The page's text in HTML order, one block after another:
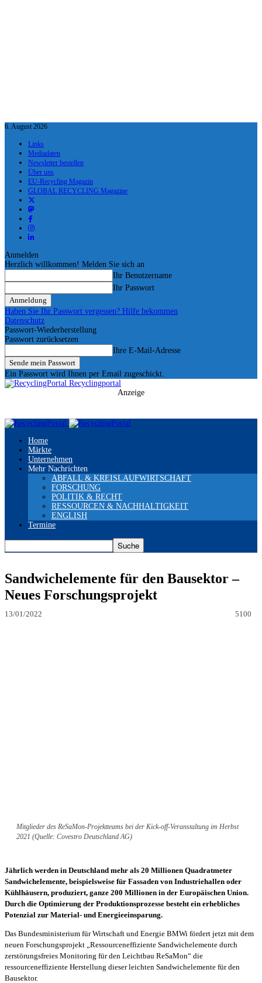
6. August 2026
Links
Mediadaten
Newsletter bestellen
Über uns
EU-Recycling Magazin
GLOBAL RECYCLING Magazine
Anmelden
Herzlich willkommen! Melden Sie sich an
Ihr Benutzername
Ihr Passwort
Haben Sie Ihr Passwort vergessen? Hilfe bekommen
Datenschutz
Passwort-Wiederherstellung
Passwort zurücksetzen
Ihre E-Mail-Adresse
Ein Passwort wird Ihnen per Email zugeschickt.
Recyclingportal
Anzeige
Home
Märkte
Unternehmen
Mehr Nachrichten
ABFALL & KREISLAUFWIRTSCHAFT
FORSCHUNG
POLITIK & RECHT
RESSOURCEN & NACHHALTIGKEIT
ENGLISH
Termine
Sandwichelemente für den Bausektor –
Neues Forschungsprojekt
13/01/2022 5100
Mitglieder des ReSaMon-Projektteams bei der Kick-off-Veranstaltung im Herbst
2021 (Quelle: Covestro Deutschland AG)
Jährlich werden in Deutschland mehr als 20 Millionen Quadratmeter
Sandwichelemente, beispielsweise für Fassaden von Industriehallen oder
Kühlhäusern, produziert, ganze 200 Millionen in der Europäischen Union.
Durch die Optimierung der Produktionsprozesse besteht ein erhebliches
Potenzial zur Material- und Energieeinsparung.
Das Bundesministerium für Wirtschaft und Energie BMWi fördert jetzt mit dem
neuen Forschungsprojekt „Ressourceneffiziente Sandwichelemente durch
zerstörungsfreies Monitoring für den Leichtbau ReSaMon“ die
ressourceneffiziente Herstellung dieser leichten Sandwichelemente für den
Bausektor.